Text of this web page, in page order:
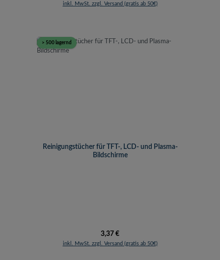
inkl. MwSt. zzgl. Versand (gratis ab 50€)
> 500 lagernd
Reinigungstücher für TFT-, LCD- und Plasma-
Bildschirme
Regulärer Preis:
3,37 €
inkl. MwSt. zzgl. Versand (gratis ab 50€)